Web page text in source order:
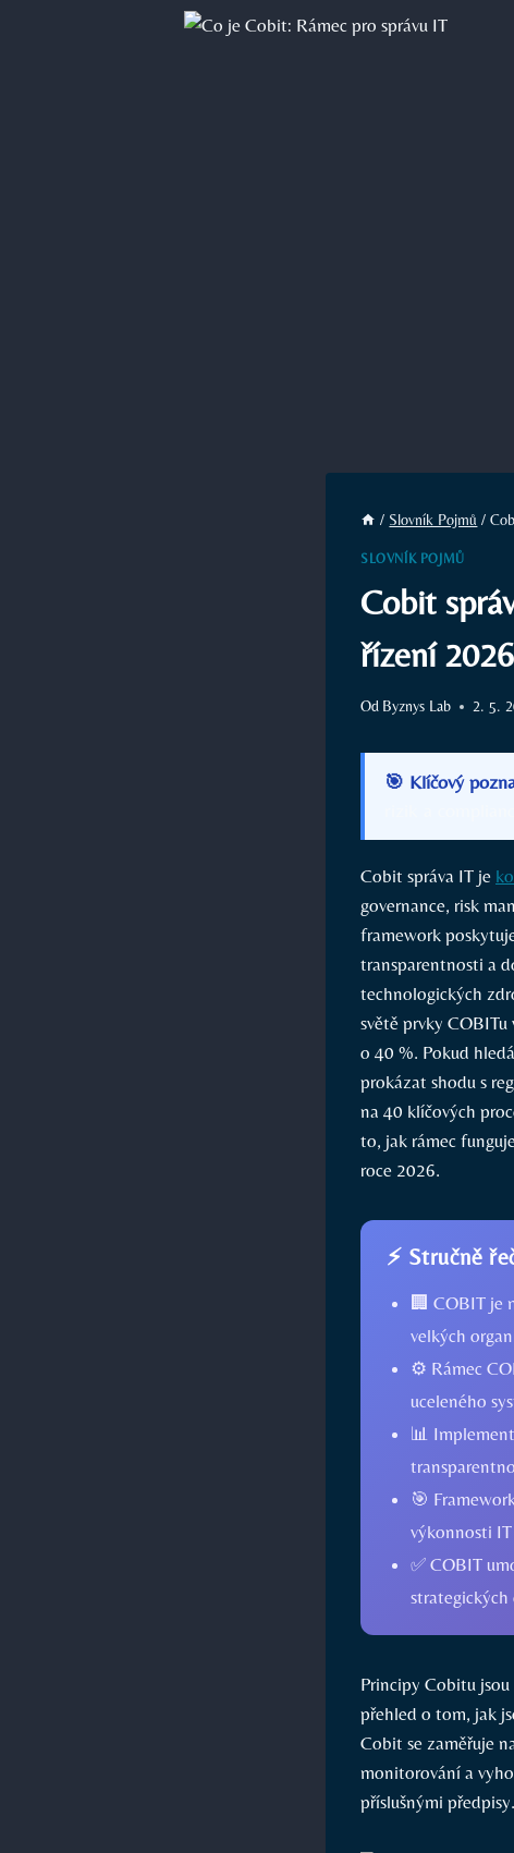
/ Slovník Pojmů /
SLOVNÍK POJMŮ
Cobit
řízení 2026
Od Byznys Lab 2. 5.
🎯 Klíčový
Cobit správa IT je
governance, risk
framework
transparentnosti a
technologických
světě prvky
o 40 %. Pokud
prokázat shodu s
na 40 klíčových
to, jak rámec
roce 2026.
⚡ Stručně
🏢 COBIT je
velkých
⚙️ Rámec
uceleného
📊
🎯
výkonnosti
✅ COBIT
Principy Cobitu
přehled o tom, jak
Cobit se zaměřuje
monitorování a
příslušnými předpisy.